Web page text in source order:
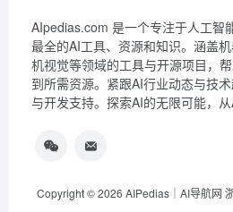
AIpedias.com 是一个专注于人工智
最全的AI工具、资源和知识。涵盖
机视觉等领域的工具与开源项目，
到所需资源。紧跟AI行业动态与技
与开发支持。探索AI的无限可能，从
Copyright © 2026 AIPedias｜AI导航网